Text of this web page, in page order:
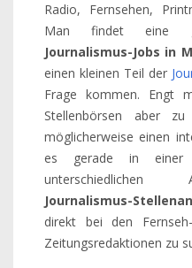
Radio, Fernsehen,
Man findet eine
Journalismus-Jobs in
einen kleinen Teil der
Frage kommen. Engt
Stellenbörsen aber
möglicherweise einen
es gerade in
unterschiedlichen
Journalismus-
direkt bei den
Zeitungsredaktionen zu